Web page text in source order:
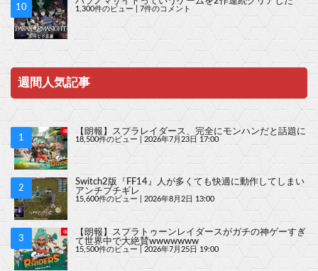
1,300件のビュー 7件のコメント
週間人気記事
【朗報】スプラレイダース、完全にモンハンだと話題に
18,500件のビュー 2026年7月23日 17:00
Switch2版『FF14』人が多くても快適に動作してしまい
アンチブチギレ
15,600件のビュー |2026年8月2日 13:00
【朗報】スプラトゥーンレイダースがガチの神ゲーすぎ
て世界中で大絶賛wwwwwww
15,500件のビュー 2026年7月25日 19:00